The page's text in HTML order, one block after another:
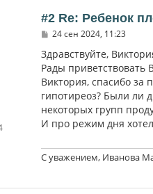
#2 Re: Ребенок
С
о
б
щ
е
н
и
е
24 сен 2024, 11:23
Здравствуйте,
Рады
Виктория, спасибо
гипотиреоз? Были ли
некоторых групп
И про режим дня
С уважением, Иванова